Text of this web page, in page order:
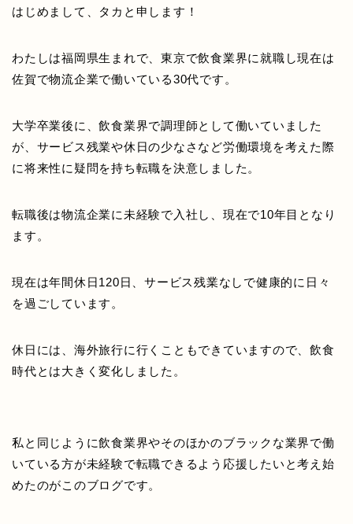
はじめまして、タカと申します！
わたしは福岡県生まれで、東京で飲食業界に就職し現在は
佐賀で物流企業で働いている30代です。
大学卒業後に、飲食業界で調理師として働いていました
が、サービス残業や休日の少なさなど労働環境を考えた際
に将来性に疑問を持ち転職を決意しました。
転職後は物流企業に未経験で入社し、現在で10年目となり
ます。
現在は年間休日120日、サービス残業なしで健康的に日々
を過ごしています。
休日には、海外旅行に行くこともできていますので、飲食
時代とは大きく変化しました。
私と同じように飲食業界やそのほかのブラックな業界で働
いている方が未経験で転職できるよう応援したいと考え始
めたのがこのブログです。